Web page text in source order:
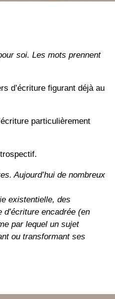
soi. Les mots prennent
d’écriture figurant déjà au
particulièrement
Aujourd’hui de nombreux
existentielle, des
encadrée (en
par lequel un sujet
ou transformant ses